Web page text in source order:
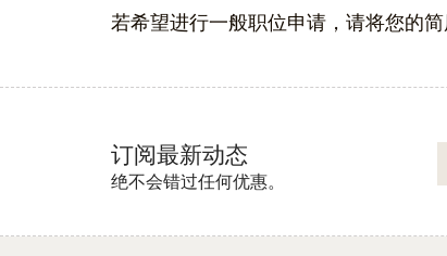
若希望进行一般职位申请，请将您的
订阅最新动态
绝不会错过任何优惠。